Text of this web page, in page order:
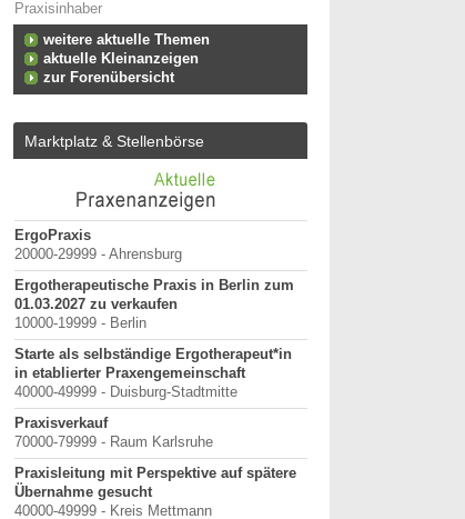
Praxisinhaber
weitere aktuelle Themen
aktuelle Kleinanzeigen
zur Forenübersicht
Marktplatz & Stellenbörse
ErgoPraxis
20000-29999 - Ahrensburg
Ergotherapeutische Praxis in Berlin zum
01.03.2027 zu verkaufen
10000-19999 - Berlin
Starte als selbständige Ergotherapeut*in
in etablierter Praxengemeinschaft
40000-49999 - Duisburg-Stadtmitte
Praxisverkauf
70000-79999 - Raum Karlsruhe
Praxisleitung mit Perspektive auf spätere
Übernahme gesucht
40000-49999 - Kreis Mettmann